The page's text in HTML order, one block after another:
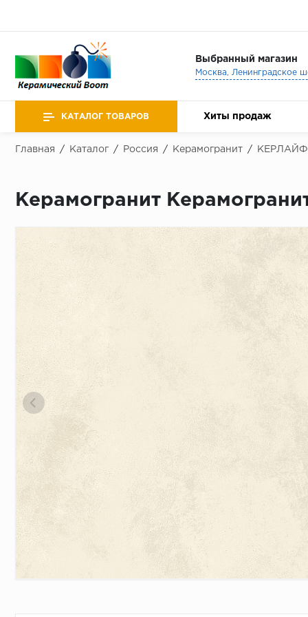
Выбранный магазин
КАТАЛОГ ТОВАРОВ Хиты продаж
Главная / Каталог / Россия / Керамогранит / КЕРЛАЙФ
Керамогранит